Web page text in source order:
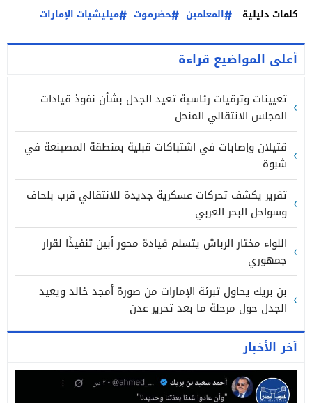
كلمات دليلية المعلمين حضرموت ميليشيات الإمارات
أعلى المواضيع قراءة
تعيينات وترقيات رئاسية تعيد الجدل بشأن نفوذ قيادات
المجلس الانتقالي المنحل
قتيلان وإصابات في اشتباكات قبلية بمنطقة المصينعة في
شبوة
تقرير يكشف تحركات عسكرية جديدة للانتقالي قرب بلحاف
وسواحل البحر العربي
اللواء مختار الرباش يتسلم قيادة محور أبين تنفيذًا لقرار
جمهوري
بن بريك يحاول تبرئة الإمارات من صورة أمجد خالد ويعيد
الجدل حول مرحلة ما بعد تحرير عدن
آخر الأخبار